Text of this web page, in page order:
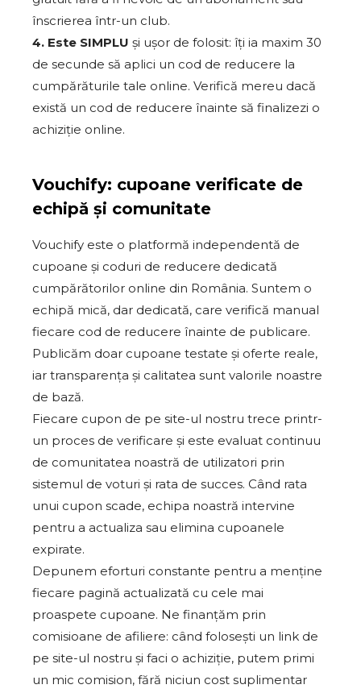
înscrierea într-un club.
4. Este SIMPLU și ușor de folosit: îți ia maxim 30
de secunde să aplici un cod de reducere la
cumpărăturile tale online. Verifică mereu dacă
există un cod de reducere înainte să finalizezi o
achiziție online.
Vouchify: cupoane verificate de
echipă și comunitate
Vouchify este o platformă independentă de
cupoane și coduri de reducere dedicată
cumpărătorilor online din România. Suntem o
echipă mică, dar dedicată, care verifică manual
fiecare cod de reducere înainte de publicare.
Publicăm doar cupoane testate și oferte reale,
iar transparența și calitatea sunt valorile noastre
de bază.
Fiecare cupon de pe site-ul nostru trece printr-
un proces de verificare și este evaluat continuu
de comunitatea noastră de utilizatori prin
sistemul de voturi și rata de succes. Când rata
unui cupon scade, echipa noastră intervine
pentru a actualiza sau elimina cupoanele
expirate.
Depunem eforturi constante pentru a menține
fiecare pagină actualizată cu cele mai
proaspete cupoane. Ne finanțăm prin
comisioane de afiliere: când folosești un link de
pe site-ul nostru și faci o achiziție, putem primi
un mic comision, fără niciun cost suplimentar